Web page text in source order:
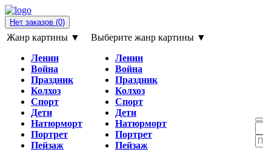
Нет заказов (0)
Жанр картины ▼
Ленин
Война
Праздник
Колхоз
Спорт
Дети
Натюрморт
Портрет
Пейзаж
Выберите жанр картины ▼
Ленин
Война
Праздник
Колхоз
Спорт
Дети
Натюрморт
Портрет
Пейзаж